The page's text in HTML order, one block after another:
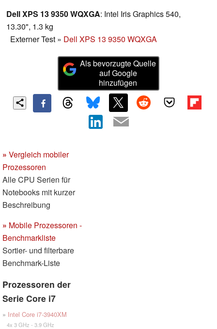
Dell XPS 13 9350 WQXGA: Intel Iris Graphics 540,
13.30", 1.3 kg
Externer Test » Dell XPS 13 9350 WQXGA
Als bevorzugte Quelle
auf Google
hinzufügen
» Vergleich mobiler
Prozessoren
Alle CPU Serien für
Notebooks mit kurzer
Beschreibung
» Mobile Prozessoren -
Benchmarkliste
Sortier- und filterbare
Benchmark-Liste
Prozessoren der
Serie Core i7
» Intel Core i7-3940XM
4x 3 GHz - 3.9 GHz